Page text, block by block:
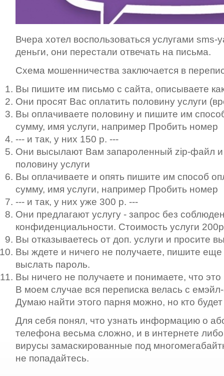
Вчера хотел воспользоваться услугами sms-
деньги, они перестали отвечать на письма.
Схема мошенничества заключается в
Вы пишите им письмо с сайта, описываете
Они просят Вас оплатить половину услуги
Вы оплачиваете половину и пишите им
сумму, имя услуги, например Пробить номер
--- и так, у них 150 р. ---
Они высылают Вам запароленный zip-файл и
половину услуги
Вы оплачиваете и опять пишите им способ
сумму, имя услуги, например Пробить номер
--- и так, у них уже 300 р. ---
Они предлагают услугу - запрос без
конфиденциальности. Стоимость услуги
Вы отказываетесь от доп. услуги и просите
Вы ждете и ничего не получаете, пишите
выслать пароль.
Вы ничего не получаете и понимаете, что
В моем случае вся переписка велась с
Думаю найти этого парня можно, но кто
Для себя понял, что узнать информацию о
телефона весьма сложно, и в интернете
вирусы замаскированные под
не попадайтесь.